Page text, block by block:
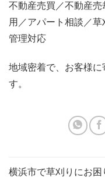
不動産売買／不動産
用／アパート相談／
管理対応
地域密着で、お客様に
す。
横浜市で草刈りにお困